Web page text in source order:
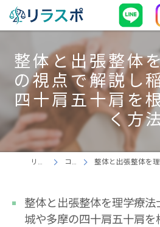
整体と出張整体
の視点で解説し
四十肩五十肩を
く方
リラスポ コラム 整体と出張整体を理学療法士の視点
整体と出張整体を理学療
城や多摩の四十肩五十肩